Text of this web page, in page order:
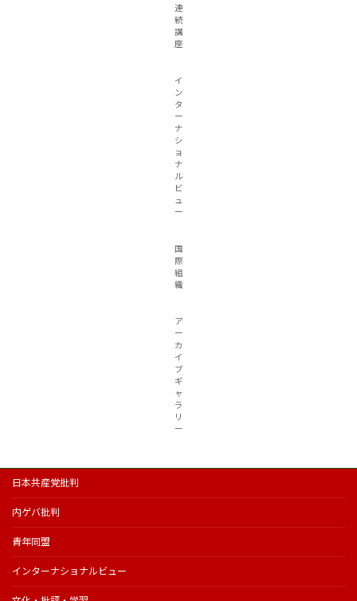
連
続
講
座
イ
ン
タ
ー
ナ
シ
ョ
ナ
ル
ビ
ュ
ー
国
際
組
織
ア
ー
カ
イ
ブ
ギ
ャ
ラ
リ
ー
日本共産党批判
内ゲバ批判
青年同盟
インターナショナルビュー